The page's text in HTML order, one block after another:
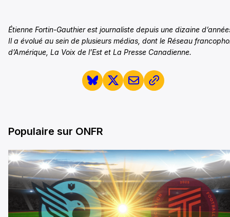
Étienne Fortin-Gauthier est journaliste depuis une dizaine
Il a évolué au sein de plusieurs médias, dont le Réseau
d’Amérique, La Voix de l’Est et La Presse Canadienne.
Populaire sur ONFR